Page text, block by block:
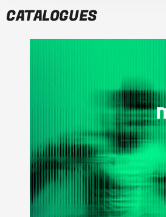
CATALOGUES